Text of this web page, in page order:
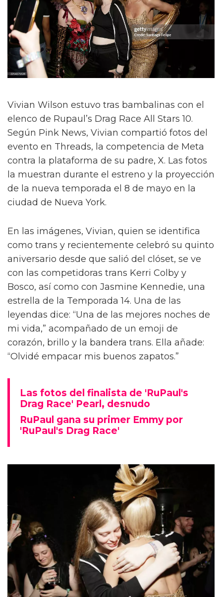
Vivian Wilson estuvo tras bambalinas con el
elenco de Rupaul’s Drag Race All Stars 10.
Según Pink News, Vivian compartió fotos del
evento en Threads, la competencia de Meta
contra la plataforma de su padre, X. Las fotos
la muestran durante el estreno y la proyección
de la nueva temporada el 8 de mayo en la
ciudad de Nueva York.
En las imágenes, Vivian, quien se identifica
como trans y recientemente celebró su quinto
aniversario desde que salió del clóset, se ve
con las competidoras trans Kerri Colby y
Bosco, así como con Jasmine Kennedie, una
estrella de la Temporada 14. Una de las
leyendas dice: “Una de las mejores noches de
mi vida,” acompañado de un emoji de
corazón, brillo y la bandera trans. Ella añade:
“Olvidé empacar mis buenos zapatos.”
Las fotos del finalista de 'RuPaul's
Drag Race' Pearl, desnudo
RuPaul gana su primer Emmy por
'RuPaul's Drag Race'